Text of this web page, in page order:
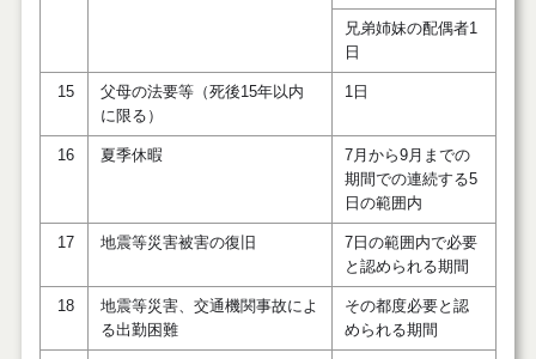
兄弟姉妹の配偶者1
日
15
父母の法要等（死後15年以内
に限る）
1日
16 夏季休暇
7月から9月までの
期間での連続する5
日の範囲内
17 地震等災害被害の復旧
7日の範囲内で必要
と認められる期間
18
地震等災害、交通機関事故によ
る出勤困難
その都度必要と認
められる期間